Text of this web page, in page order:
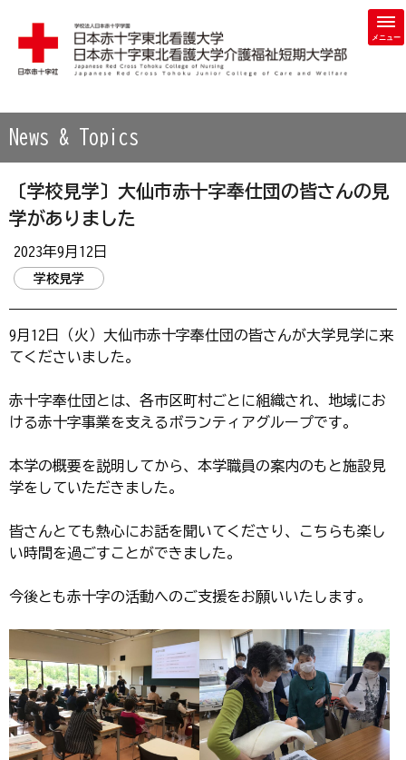
学校法人 日本赤十字学園 日本赤十字東北看護大学・日本赤
News & Topics
〔学校見学〕大仙市赤十字奉仕団の皆さんの見
学がありました
2023年9月12日
学校見学
9月12日（火）大仙市赤十字奉仕団の皆さんが大学見学に来
てくださいました。
赤十字奉仕団とは、各市区町村ごとに組織され、地域にお
ける赤十字事業を支えるボランティアグループです。
本学の概要を説明してから、本学職員の案内のもと施設見
学をしていただきました。
皆さんとても熱心にお話を聞いてくださり、こちらも楽し
い時間を過ごすことができました。
今後とも赤十字の活動へのご支援をお願いいたします。